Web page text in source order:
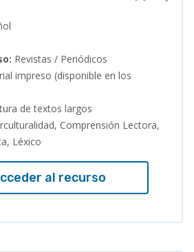
Revistas / Periódicos
impreso (disponible en los
de textos largos
Comprensión Lectora,
Léxico
al recurso